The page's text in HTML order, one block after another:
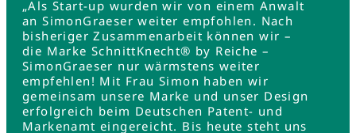
„Als Start-up wurden wir von einem Anwalt
an SimonGraeser weiter empfohlen. Nach
bisheriger Zusammenarbeit können wir –
die Marke SchnittKnecht® by Reiche –
SimonGraeser nur wärmstens weiter
empfehlen! Mit Frau Simon haben wir
gemeinsam unsere Marke und unser Design
erfolgreich beim Deutschen Patent- und
Markenamt eingereicht. Bis heute steht uns